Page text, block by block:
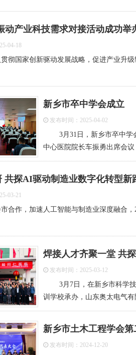
动产业科技需求对接活动成功举
04-18
国家创新驱动发展战略，促进产业升级
新乡市卒中学会成立
发布时间：2025-04-02
3月31日，新乡市卒中学会
中心医院院长车振勇出席会
共探AI驱动制造业数字化转型新
03-21
作，加速人工智能与制造业深度融合，
焊接人才齐聚一堂 共
发布时间：2025-03-12
3月7日，在新乡市科学技
训学校承办，山东奥太电气
新乡市土木工程学会
发布时间：2024-12-20